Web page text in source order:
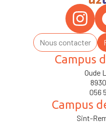
Campus
Sint-
Campus
Oude
056
Nous contacter